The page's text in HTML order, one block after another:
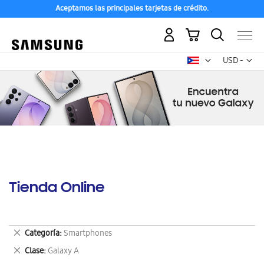
Aceptamos las principales tarjetas de crédito.
USD -
dólar
Mi carrito
Tienda Online
Categoría Smartphones
Eliminar
este
artículo
Clase Galaxy A
Eliminar